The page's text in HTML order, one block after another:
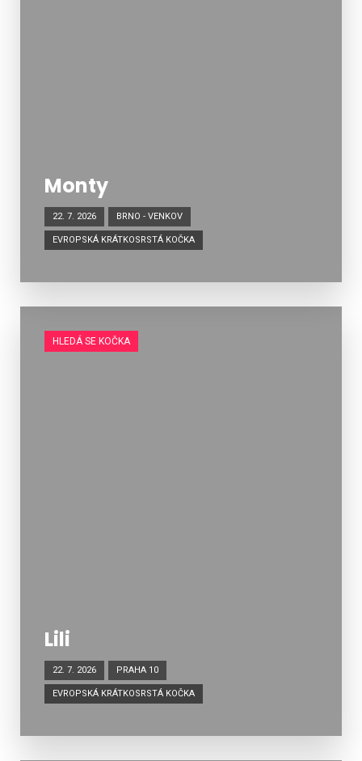
Monty
22. 7. 2026 BRNO - VENKOV
EVROPSKÁ KRÁTKOSRSTÁ KOČKA
HLEDÁ SE KOČKA
Lili
22. 7. 2026 PRAHA 10
EVROPSKÁ KRÁTKOSRSTÁ KOČKA